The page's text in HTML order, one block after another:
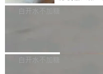
计是基于早期模型的能力—...
可以用来分析、提炼、审阅、
不得生成涉及安全性的关键变
有限公司披露IPO发行价格及
36个月。 公告显示，本次宇树
白开水不加糖
Bug fixes and enhancements
白开水不加糖